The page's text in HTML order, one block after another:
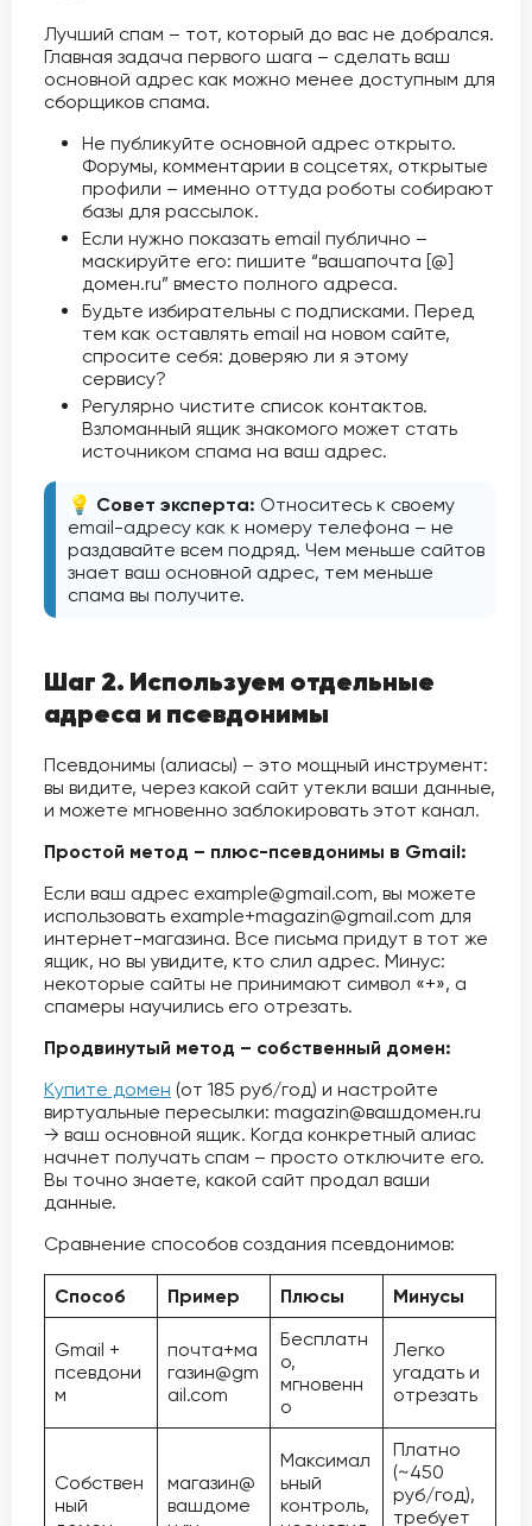
Лучший спам – тот, который до вас не добрался.
Главная задача первого шага – сделать ваш
основной адрес как можно менее доступным для
сборщиков спама.
Не публикуйте основной адрес открыто.
Форумы, комментарии в соцсетях, открытые
профили – именно оттуда роботы собирают
базы для рассылок.
Если нужно показать email публично –
маскируйте его: пишите “вашапочта [@]
домен.ru” вместо полного адреса.
Будьте избирательны с подписками. Перед
тем как оставлять email на новом сайте,
спросите себя: доверяю ли я этому
сервису?
Регулярно чистите список контактов.
Взломанный ящик знакомого может стать
источником спама на ваш адрес.
💡 Совет эксперта: Относитесь к своему
email-адресу как к номеру телефона – не
раздавайте всем подряд. Чем меньше сайтов
знает ваш основной адрес, тем меньше
спама вы получите.
Шаг 2. Используем отдельные
адреса и псевдонимы
Псевдонимы (алиасы) – это мощный инструмент:
вы видите, через какой сайт утекли ваши данные,
и можете мгновенно заблокировать этот канал.
Простой метод – плюс-псевдонимы в Gmail:
Если ваш адрес example@gmail.com, вы можете
использовать example+magazin@gmail.com для
интернет-магазина. Все письма придут в тот же
ящик, но вы увидите, кто слил адрес. Минус:
некоторые сайты не принимают символ «+», а
спамеры научились его отрезать.
Продвинутый метод – собственный домен:
Купите домен (от 185 руб/год) и настройте
виртуальные пересылки: magazin@вашдомен.ru
→ ваш основной ящик. Когда конкретный алиас
начнет получать спам – просто отключите его.
Вы точно знаете, какой сайт продал ваши
данные.
Сравнение способов создания псевдонимов:
Способ Пример Плюсы Минусы
Gmail +
псевдони
м
почта+ма
газин@gm
ail.com
Бесплатн
о,
мгновенн
о
Легко
угадать и
отрезать
Собствен
ный
магазин@
вашдоме
Максимал
ьный
контроль,
Платно
(~450
руб/год),
требует